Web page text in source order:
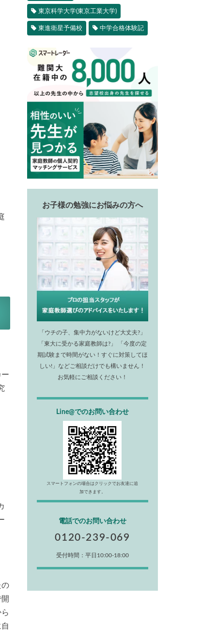
の
東京科学大学(東京工業大学)
東進衛星予備校 中学合格体験記
お子様の勉強にお悩みの方へ
「ウチの子、集中力がないけど大丈夫?」
「東大に受かる家庭教師は?」 「今度の定
期試験まで時間がない！すぐに対策してほ
しい!」などご相談だけでも構いません！
お気軽にご相談ください！
Line@でのお問い合わせ
スマートフォンの場合はクリックでお友達に追
加できます。
電話でのお問い合わせ
0120-239-069
受付時間：平日10:00-18:00